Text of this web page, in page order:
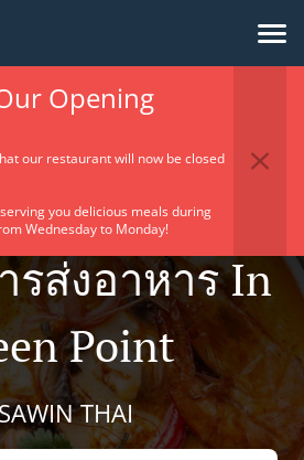
Opening
our restaurant will now be closed
you delicious meals during
Wednesday to Monday!
รส่งอาหาร In
Point
THAI